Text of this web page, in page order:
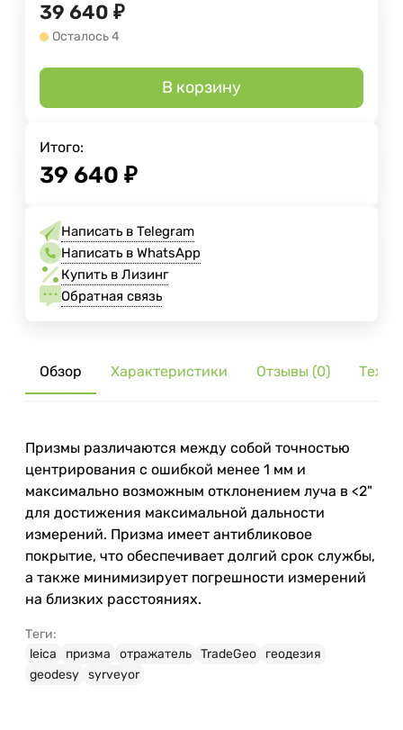
39 640 ₽
Осталось 4
В корзину
Итого:
39 640 ₽
Написать в Telegram
Написать в WhatsApp
Купить в Лизинг
Обратная связь
Обзор Характеристики Отзывы (0) Тех.
Призмы различаются между собой точностью
центрирования с ошибкой менее 1 мм и
максимально возможным отклонением луча в <2"
для достижения максимальной дальности
измерений. Призма имеет антибликовое
покрытие, что обеспечивает долгий срок службы,
а также минимизирует погрешности измерений
на близких расстояниях.
Теги:
leica
призма отражатель TradeGeo
геодезия
geodesy syrveyor